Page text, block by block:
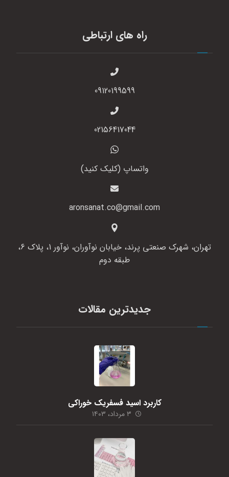
راه های ارتباطی
09120199599
02156417044
واتساپ (کلیک کنید)
aronsanat.co@gmail.com
تهران، شهرک صنعتی پرند، خیابان نوآوران، نوآور 1، پلاک 6،
طبقه دوم
جدیدترین مقالات
کاربرد اسید فسفریک خوراکی
۳ مرداد، ۱۴۰۳